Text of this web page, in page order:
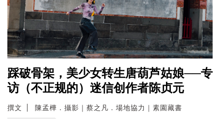
踩破骨架，美少女转生唐葫芦姑娘──专
访（不正规的）迷信创作者陈贞元
撰文 陳孟樺．攝影｜蔡之凡．場地協力｜素園藏書